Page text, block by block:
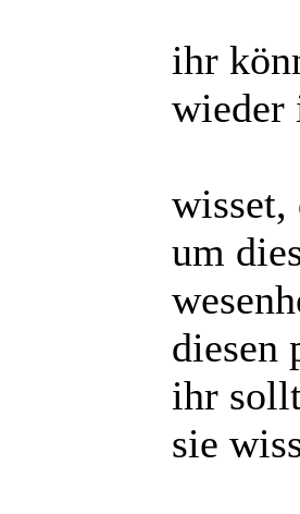
ihr
wieder
wisset,
um
diesen
ihr
sie